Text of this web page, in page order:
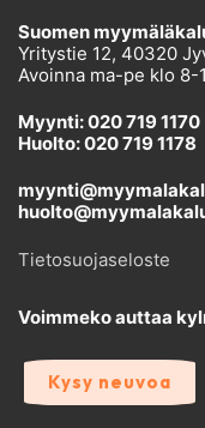
Suomen
Yritystie 12, 40320
Avoinna ma-pe klo 8-
Myynti: 020 719 1170
Huolto: 020 719 1178
Tietosuojaseloste
Voimmeko auttaa
Kysy neuvoa